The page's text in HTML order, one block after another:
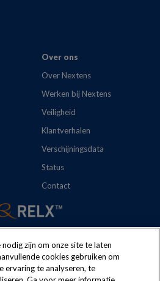
Over ons
Over Nextens
Werken bij Nextens
Veiligheid
Klantverhalen
Verschijningsdata
Status
Contact
zijn om onze site te laten
cookies gebruiken om
ervaring te analyseren, te